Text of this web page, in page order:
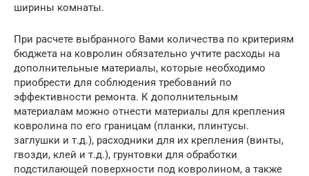
ширины комнаты.
При расчете выбранного Вами количества по критериям
бюджета на ковролин обязательно учтите расходы на
дополнительные материалы, которые необходимо
приобрести для соблюдения требований по
эффективности ремонта. К дополнительным
материалам можно отнести материалы для крепления
ковролина по его границам (планки, плинтусы.
заглушки и т.д.), расходники для их крепления (винты,
гвозди, клей и т.д.), грунтовки для обработки
подстилающей поверхности под ковролином, а также